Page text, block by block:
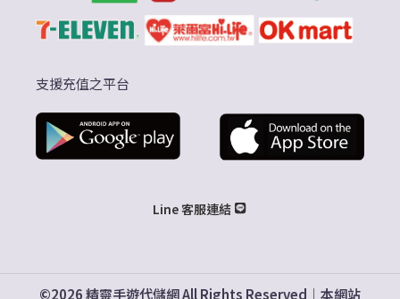
支援充值之平台
Line 客服連結
©2026 精靈手遊代儲網 All Rights Reserved｜本網站